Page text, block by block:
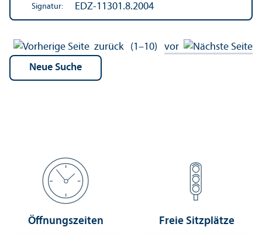
Signatur: EDZ-11301.8.2004
zurück (1–10) vor
Öffnungs­zeiten Freie Sitzplätze